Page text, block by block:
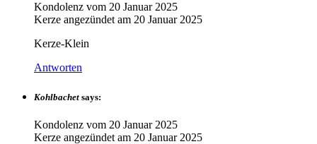
Kondolenz vom 20 Januar 2025
Kerze angezündet am 20 Januar 2025
Kerze-Klein
Antworten
Kohlbachet says:
Kondolenz vom 20 Januar 2025
Kerze angezündet am 20 Januar 2025